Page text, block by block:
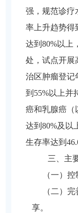
强，规范诊疗
率上升趋势得
达到80%以上
处，试点开展
治区肿瘤登记
到55%以上并
癌和乳腺癌（
达到80%及以
生存率达到
三、主
（一）控
（二） 完
享。